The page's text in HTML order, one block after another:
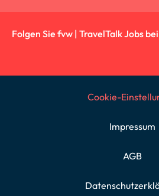
Folgen Sie fvw | TravelTalk Jobs bei
Cookie-
Impressum
AGB